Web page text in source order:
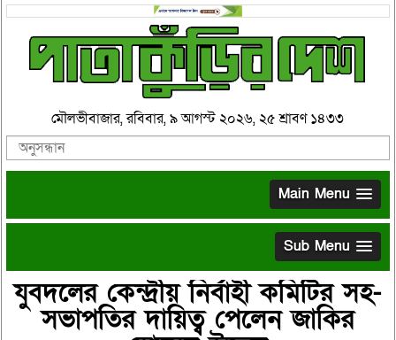
মৌলভীবাজার, রবিবার, ৯ আগস্ট ২০২৬, ২৫ শ্রাবণ ১৪৩৩
Main Menu
Sub Menu
যুবদলের কেন্দ্রীয় নির্বাহী কমিটির সহ-
সভাপতির দায়িত্ব পেলেন জাকির